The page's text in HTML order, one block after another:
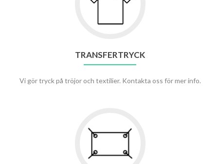
TRANSFERTRYCK
Vi gör tryck på tröjor och textilier. Kontakta oss för mer info.